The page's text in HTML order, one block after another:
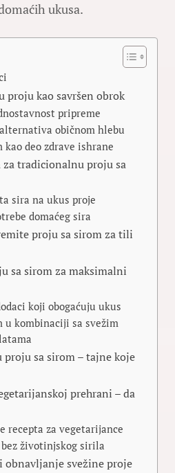
ukusa.
proju kao savršen obrok
pripreme
običnom hlebu
kao deo zdrave ishrane
tradicionalnu proju sa
sira na ukus proje
domaćeg sira
proju sa sirom za tili
sa sirom za maksimalni
koji obogaćuju ukus
u kombinaciji sa svežim
proju sa sirom – tajne koje
prehrani – da
recepta za vegetarijance
životinjskog sirila
obnavljanje svežine proje